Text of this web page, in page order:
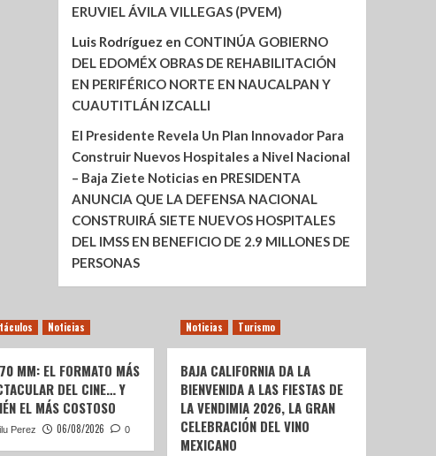
ERUVIEL ÁVILA VILLEGAS (PVEM)
Luis Rodríguez en CONTINÚA GOBIERNO
DEL EDOMÉX OBRAS DE REHABILITACIÓN
EN PERIFÉRICO NORTE EN NAUCALPAN Y
CUAUTITLÁN IZCALLI
El Presidente Revela Un Plan Innovador Para
Construir Nuevos Hospitales a Nivel Nacional
– Baja Ziete Noticiasen PRESIDENTA
ANUNCIA QUE LA DEFENSA NACIONAL
CONSTRUIRÁ SIETE NUEVOS HOSPITALES
DEL IMSS EN BENEFICIO DE 2.9 MILLONES DE
PERSONAS
Noticias
MM: EL FORMATO MÁS
DEL CINE… Y
EL MÁS COSTOSO
Perez 06/08/2026 0
Noticias Turismo
BAJA CALIFORNIA DA LA
BIENVENIDA A LAS FIESTAS DE
LA VENDIMIA 2026, LA GRAN
CELEBRACIÓN DEL VINO
MEXICANO